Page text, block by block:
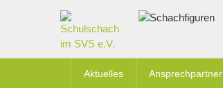
Aktuelles Ansprechpartner